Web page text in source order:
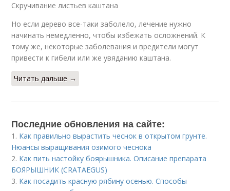
Скручивание листьев каштана
Но если дерево все-таки заболело, лечение нужно
начинать немедленно, чтобы избежать осложнений. К
тому же, некоторые заболевания и вредители могут
привести к гибели или же увяданию каштана.
Читать дальше →
Последние обновления на сайте:
1. Как правильно вырастить чеснок в открытом грунте.
Нюансы выращивания озимого чеснока
2. Как пить настойку боярышника. Описание препарата
БОЯРЫШНИК (CRATAEGUS)
3. Как посадить красную рябину осенью. Способы